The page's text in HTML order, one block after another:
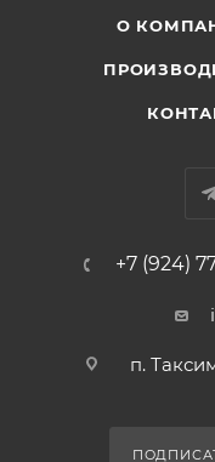
О
+7 (924)
п.